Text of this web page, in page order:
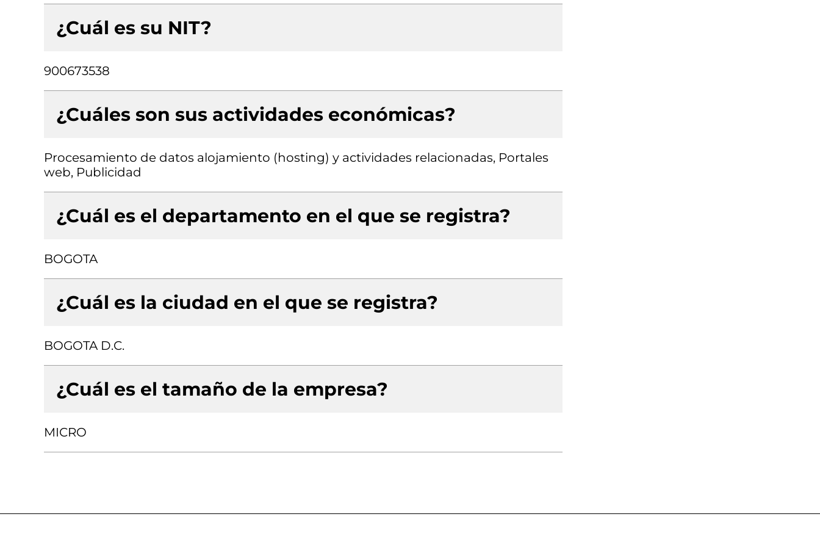
¿Cuál es su NIT?
900673538
¿Cuáles son sus actividades económicas?
Procesamiento de datos alojamiento (hosting) y actividades relacionadas, Portales
web, Publicidad
¿Cuál es el departamento en el que se registra?
BOGOTA
¿Cuál es la ciudad en el que se registra?
BOGOTA D.C.
¿Cuál es el tamaño de la empresa?
MICRO